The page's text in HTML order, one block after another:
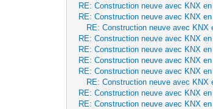
RE: Construction neuve avec KNX
RE: Construction neuve avec KNX
RE: Construction neuve avec KNX
RE: Construction neuve avec KNX
RE: Construction neuve avec KNX
RE: Construction neuve avec KNX
RE: Construction neuve avec KNX
RE: Construction neuve avec KNX
RE: Construction neuve avec KNX
RE: Construction neuve avec KNX